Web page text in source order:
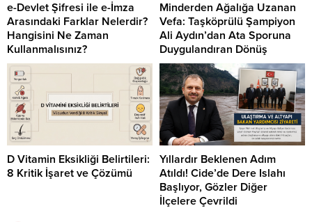
e-Devlet Şifresi ile e-İmza
Arasındaki Farklar Nelerdir?
Hangisini Ne Zaman
Kullanmalısınız?
Minderden Ağalığa Uzanan
Vefa: Taşköprülü Şampiyon
Ali Aydın’dan Ata Sporuna
Duygulandıran Dönüş
D Vitamin Eksikliği Belirtileri:
8 Kritik İşaret ve Çözümü
Yıllardır Beklenen Adım
Atıldı! Cide’de Dere Islahı
Başlıyor, Gözler Diğer
İlçelere Çevrildi